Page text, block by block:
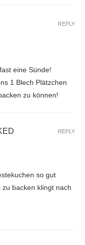
eine Sünde!
1 Blech Plätzchen
zu können!
REPLY
so gut
backen klingt nach
REPLY